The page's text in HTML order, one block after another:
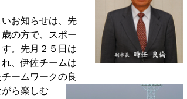
お知らせは、先
の方で、スポー
。先月２５日は
、伊佐チームは
ームワークの良
ら楽しむ